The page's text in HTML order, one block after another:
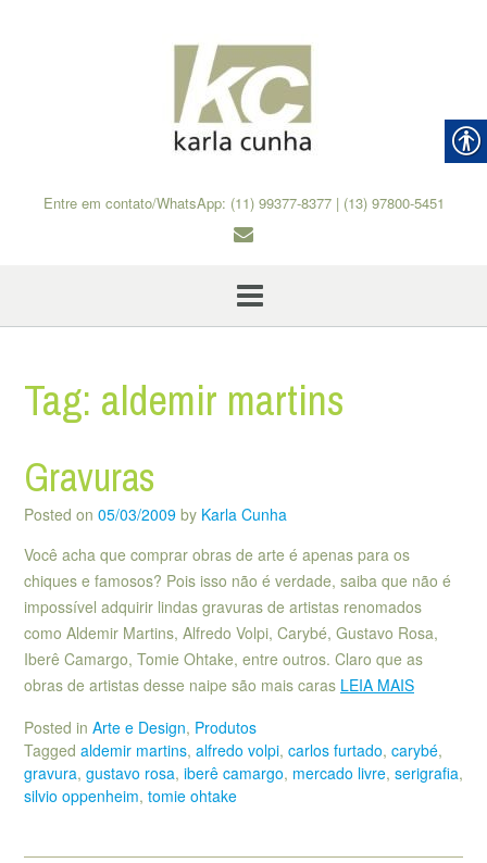
Entre em contato/WhatsApp: (11) 99377-8377 | (13) 97800-5451
Tag: aldemir martins
Gravuras
Posted on 05/03/2009 by Karla Cunha
Você acha que comprar obras de arte é apenas para os
chiques e famosos? Pois isso não é verdade, saiba que não é
impossível adquirir lindas gravuras de artistas renomados
como Aldemir Martins, Alfredo Volpi, Carybé, Gustavo Rosa,
Iberê Camargo, Tomie Ohtake, entre outros. Claro que as
obras de artistas desse naipe são mais caras LEIA MAIS
Posted in Arte e Design, Produtos
Tagged aldemir martins, alfredo volpi, carlos furtado, carybé,
gravura, gustavo rosa, iberê camargo, mercado livre, serigrafia,
silvio oppenheim, tomie ohtake